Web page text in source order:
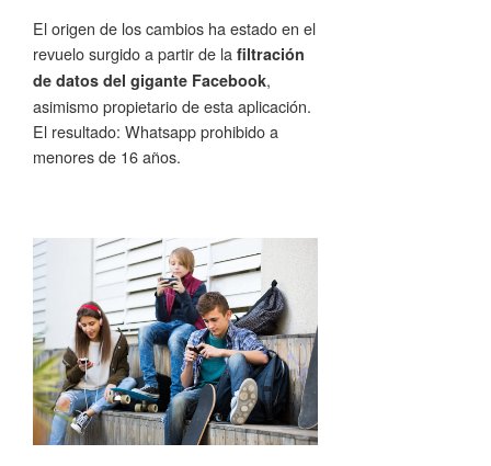
El origen de los cambios ha estado en el
revuelo surgido a partir de la filtración
de datos del gigante Facebook,
asimismo propietario de esta aplicación.
El resultado: Whatsapp prohibido a
menores de 16 años.